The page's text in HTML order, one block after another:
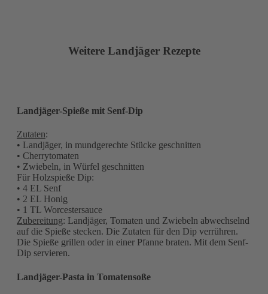
Weitere Landjäger Rezepte
Landjäger-Spieße mit Senf-Dip
Zutaten:
• Landjäger, in mundgerechte Stücke geschnitten
• Cherrytomaten
• Zwiebeln, in Würfel geschnitten
Für Holzspieße Dip:
• 4 EL Senf
• 2 EL Honig
• 1 TL Worcestersauce
Zubereitung: Landjäger, Tomaten und Zwiebeln abwechselnd
auf die Spieße stecken. Die Zutaten für den Dip verrühren.
Die Spieße grillen oder in einer Pfanne braten. Mit dem Senf-
Dip servieren.
Landjäger-Pasta in Tomatensoße